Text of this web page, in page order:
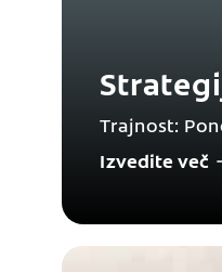
Trajnost:
Izvedite več